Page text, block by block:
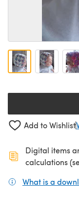
Add to Wishlist
Digital items
calculations
What is a